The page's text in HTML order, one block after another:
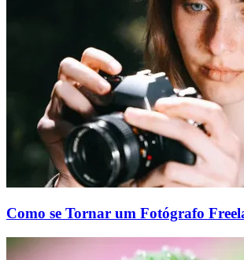
Como se Tornar um Fotógrafo